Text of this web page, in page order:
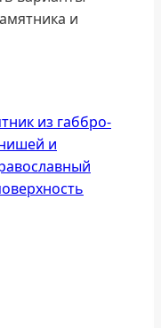
и